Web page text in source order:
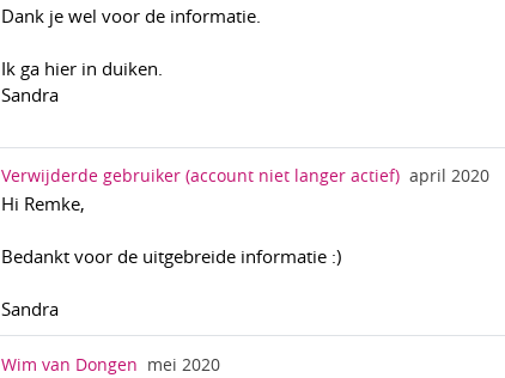
Dank je wel voor de informatie.
Ik ga hier in duiken.
Sandra
Verwijderde gebruiker (account niet langer actief) april 2020
Hi Remke,
Bedankt voor de uitgebreide informatie :)
Sandra
Wim van Dongen mei 2020